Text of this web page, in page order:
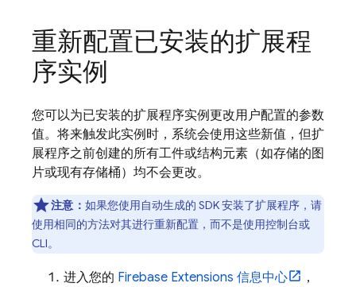
重新配置已安装的扩展程
序实例
您可以为已安装的扩展程序实例更改用户配置的参数
值。将来触发此实例时，系统会使用这些新值，但扩
展程序之前创建的所有工件或结构元素（如存储的图
片或现有存储桶）均不会更改。
注意： 如果您使用自动生成的 SDK 安装了扩展程序，请
使用相同的方法对其进行重新配置，而不是使用控制台或
CLI。
进入您的 Firebase Extensions 信息中心
，